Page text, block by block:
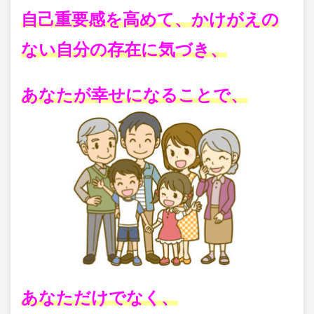
自己重要感を高めて、かけがえの
ない自分の存在に気づき、
あなたが幸せになることで、
あなただけでなく、